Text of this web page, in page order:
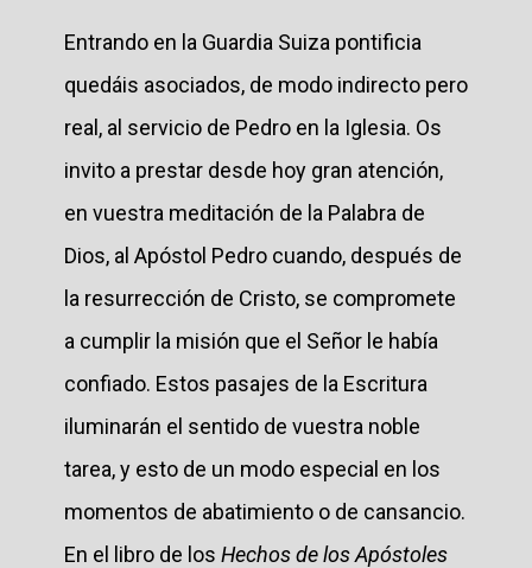
Entrando en la Guardia Suiza pontificia
quedáis asociados, de modo indirecto pero
real, al servicio de Pedro en la Iglesia. Os
invito a prestar desde hoy gran atención,
en vuestra meditación de la Palabra de
Dios, al Apóstol Pedro cuando, después de
la resurrección de Cristo, se compromete
a cumplir la misión que el Señor le había
confiado. Estos pasajes de la Escritura
iluminarán el sentido de vuestra noble
tarea, y esto de un modo especial en los
momentos de abatimiento o de cansancio.
En el libro de los Hechos de los Apóstoles